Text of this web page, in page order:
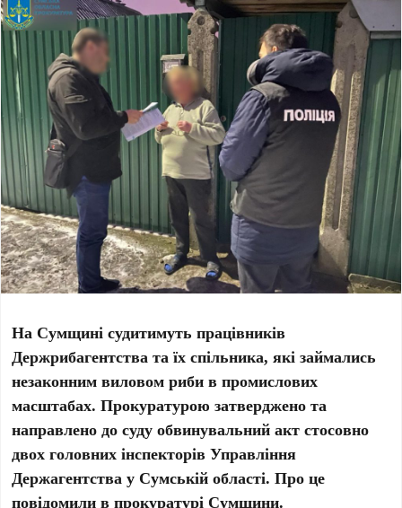
На Сумщині судитимуть працівників
Держрибагентства та їх спільника, які займались
незаконним виловом риби в промислових
масштабах. Прокуратурою затверджено та
направлено до суду обвинувальний акт стосовно
двох головних інспекторів Управління
Держагентства у Сумській області. Про це
повідомили в прокуратурі Сумщини.